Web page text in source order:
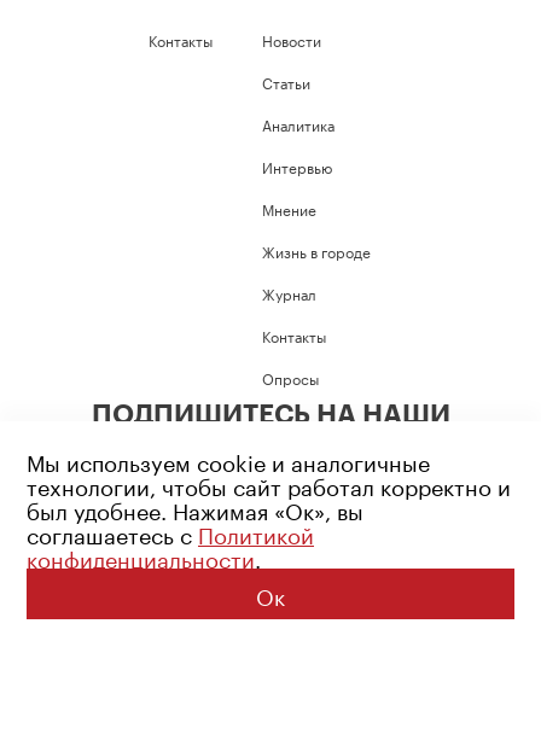
Контакты
Новости
Статьи
Аналитика
Интервью
Мнение
Жизнь в городе
Журнал
Контакты
Опросы
ПОДПИШИТЕСЬ НА НАШИ
Возрастное ограничение: 16+
Политика конфиденциальности
© 2026 Все права защищены
Мы используем cookie и аналогичные
технологии, чтобы сайт работал корректно и
был удобнее. Нажимая «Ок», вы
соглашаетесь с Политикой
конфиденциальности.
Ок